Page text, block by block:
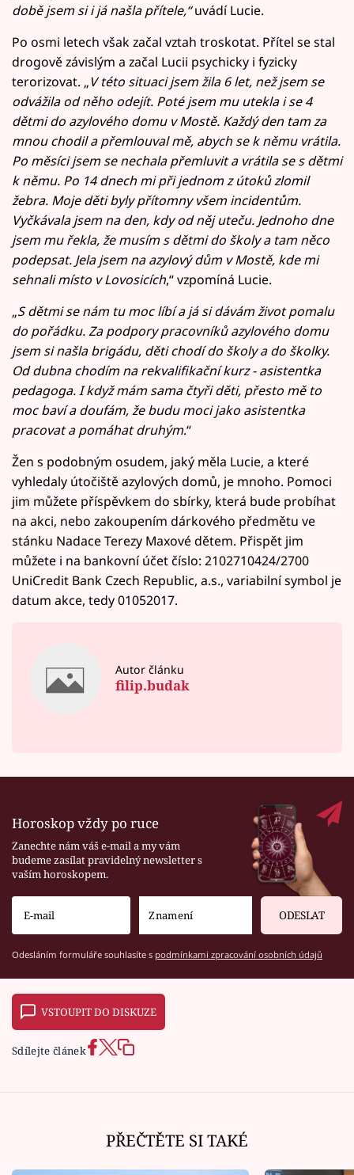
době jsem si i já našla přítele,“uvádí Lucie.
Po osmi letech však začal vztah troskotat. Přítel se stal
drogově závislým a začal Lucii psychicky i fyzicky
terorizovat. „V této situaci jsem žila 6 let, než jsem se
odvážila od něho odejít. Poté jsem mu utekla i se 4
dětmi do azylového domu v Mostě. Každý den tam za
mnou chodil a přemlouval mě, abych se k němu vrátila.
Po měsíci jsem se nechala přemluvit a vrátila se s dětmi
k němu. Po 14 dnech mi při jednom z útoků zlomil
žebra. Moje děti byly přítomny všem incidentům.
Vyčkávala jsem na den, kdy od něj uteču. Jednoho dne
jsem mu řekla, že musím s dětmi do školy a tam něco
podepsat. Jela jsem na azylový dům v Mostě, kde mi
sehnali místo v Lovosicích,“ vzpomíná Lucie.
„S dětmi se nám tu moc líbí a já si dávám život pomalu
do pořádku. Za podpory pracovníků azylového domu
jsem si našla brigádu, děti chodí do školy a do školky.
Od dubna chodím na rekvalifikační kurz - asistentka
pedagoga. I když mám sama čtyři děti, přesto mě to
moc baví a doufám, že budu moci jako asistentka
pracovat a pomáhat druhým.“
Žen s podobným osudem, jaký měla Lucie, a které
vyhledaly útočiště azylových domů, je mnoho. Pomoci
jim můžete příspěvkem do sbírky, která bude probíhat
na akci, nebo zakoupením dárkového předmětu ve
stánku Nadace Terezy Maxové dětem. Přispět jim
můžete i na bankovní účet číslo: 2102710424/2700
UniCredit Bank Czech Republic, a.s., variabilní symbol je
datum akce, tedy 01052017.
Autor článku
filip.budak
Horoskop vždy po ruce
Zanechte nám váš e-mail a my vám
budeme zasílat pravidelný newsletter s
vaším horoskopem.
ODESLAT
Odesláním formuláře souhlasíte s podmínkami zpracování osobních údajů
VSTOUPIT DO DISKUZE
Sdílejte článek
PŘEČTĚTE SI TAKÉ